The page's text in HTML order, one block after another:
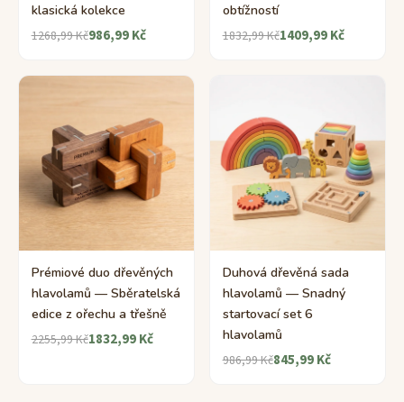
klasická kolekce
1268,99 Kč986,99 Kč
obtížností
1832,99 Kč1409,99 Kč
Prémiové duo dřevěných
hlavolamů — Sběratelská
edice z ořechu a třešně
2255,99 Kč1832,99 Kč
Duhová dřevěná sada
hlavolamů — Snadný
startovací set 6
hlavolamů
986,99 Kč845,99 Kč